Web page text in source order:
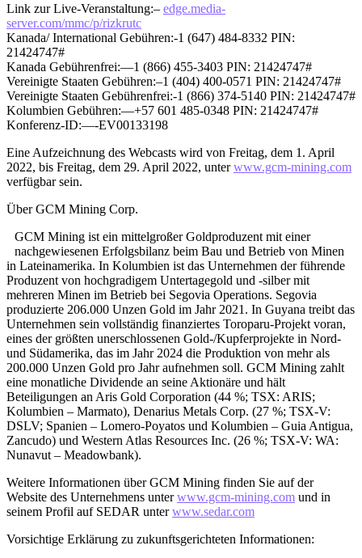
Link zur Live-Veranstaltung:– edge.media-
server.com/mmc/p/rizkrutc
Kanada/ International Gebühren:-1 (647) 484-8332 PIN:
21424747#
Kanada Gebührenfrei:—1 (866) 455-3403 PIN: 21424747#
Vereinigte Staaten Gebühren:–1 (404) 400-0571 PIN: 21424747#
Vereinigte Staaten Gebührenfrei:-1 (866) 374-5140 PIN: 21424747#
Kolumbien Gebühren:—+57 601 485-0348 PIN: 21424747#
Konferenz-ID:—-EV00133198
Eine Aufzeichnung des Webcasts wird von Freitag, dem 1. April
2022, bis Freitag, dem 29. April 2022, unterwww.gcm-mining.com
verfügbar sein.
Über GCM Mining Corp.
GCM Mining ist ein mittelgroßer Goldproduzent mit einer
nachgewiesenen Erfolgsbilanz beim Bau und Betrieb von Minen
in Lateinamerika. In Kolumbien ist das Unternehmen der führende
Produzent von hochgradigem Untertagegold und -silber mit
mehreren Minen im Betrieb bei Segovia Operations. Segovia
produzierte 206.000 Unzen Gold im Jahr 2021. In Guyana treibt das
Unternehmen sein vollständig finanziertes Toroparu-Projekt voran,
eines der größten unerschlossenen Gold-/Kupferprojekte in Nord-
und Südamerika, das im Jahr 2024 die Produktion von mehr als
200.000 Unzen Gold pro Jahr aufnehmen soll. GCM Mining zahlt
eine monatliche Dividende an seine Aktionäre und hält
Beteiligungen an Aris Gold Corporation (44 %; TSX: ARIS;
Kolumbien – Marmato), Denarius Metals Corp. (27 %; TSX-V:
DSLV; Spanien – Lomero-Poyatos und Kolumbien – Guia Antigua,
Zancudo) und Western Atlas Resources Inc. (26 %; TSX-V: WA:
Nunavut – Meadowbank).
Weitere Informationen über GCM Mining finden Sie auf der
Website des Unternehmens unterwww.gcm-mining.com und in
seinem Profil auf SEDAR unterwww.sedar.com
Vorsichtige Erklärung zu zukunftsgerichteten Informationen: